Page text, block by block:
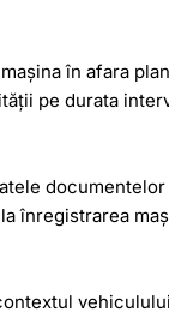
în afara
pe durata
înregistrarea